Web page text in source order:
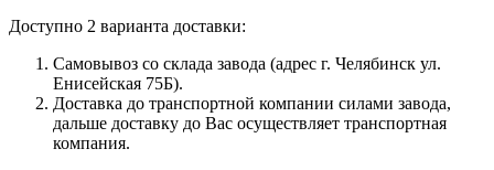
Доступно 2 варианта доставки:
Самовывоз со склада завода (адрес г. Челябинск ул.
Енисейская 75Б).
Доставка до транспортной компании силами завода,
дальше доставку до Вас осуществляет транспортная
компания.